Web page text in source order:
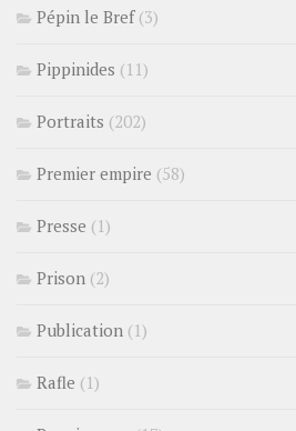
Pépin le Bref(3)
Pippinides (11)
Portraits (202)
Premier empire (58)
Presse (1)
Prison (2)
Publication (1)
Rafle (1)